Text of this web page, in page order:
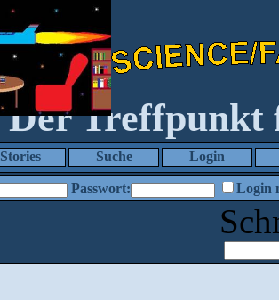
Der Treffpunkt
Stories Suche Login
Passwort: Login